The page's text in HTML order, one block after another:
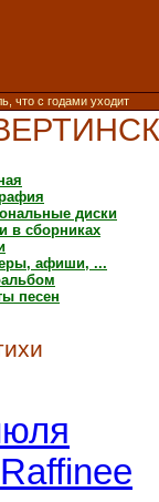
что с годами уходит
диски
в сборниках
афиши, ...
песен